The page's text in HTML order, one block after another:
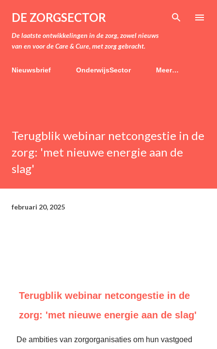
Doorgaan naar hoofdcontent
DE ZORGSECTOR
De laatste ontwikkelingen in de zorg, zowel nieuws
van en voor de Care & Cure, met zorg gebracht.
Nieuwsbrief OnderwijsSector Meer…
Terugblik webinar netcongestie in de
zorg: 'met nieuwe energie aan de
slag'
februari 20, 2025
Terugblik webinar netcongestie in de
zorg: 'met nieuwe energie aan de slag'
De ambities van zorgorganisaties om hun vastgoed